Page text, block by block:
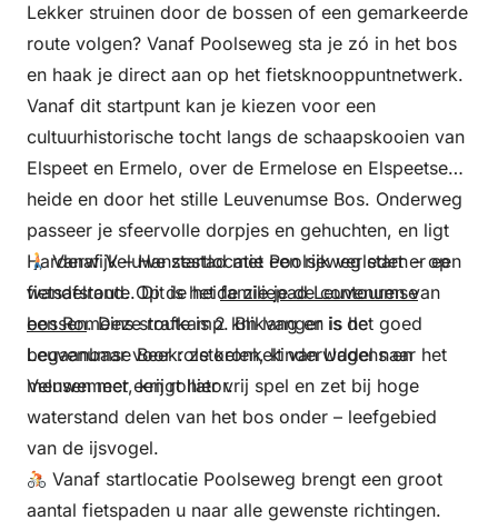
Lekker struinen door de bossen of een gemarkeerde
route volgen? Vanaf Poolseweg sta je zó in het bos
en haak je direct aan op het fietsknooppuntnetwerk.
Vanaf dit startpunt kan je kiezen voor een
cultuurhistorische tocht langs de schaapskooien van
Elspeet en Ermelo, over de Ermelose en Elspeetse
heide en door het stille Leuvenumse Bos. Onderweg
passeer je sfeervolle dorpjes en gehuchten, en ligt
Harderwijk – Hanzestad met een rijk verleden – op
fietsafstand. Op de heide zie je de contouren van
een Romeins strafkamp. Blikvanger is de
Leuvenumse Beek: ze kronkelt van Uddel naar het
Veluwemeer, krijgt hier vrij spel en zet bij hoge
waterstand delen van het bos onder – leefgebied
van de ijsvogel.
Vanaf Veluwe startlocatie Poolseweg start er een
wandelroute. Dit is hetfamiliepad Leuvenumse
bossen. Deze route is 2 km lang en is het goed
begaanbaar voor rolstoelen, kinderwagens en
mensen met een rollator.
Vanaf startlocatie Poolseweg brengt een groot
aantal fietspaden u naar alle gewenste richtingen.